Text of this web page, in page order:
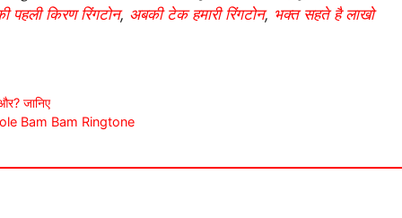
पहली किरण रिंगटोन, अबकी टेक हमारी रिंगटोन, भक्त सहते है लाखो
जानिए
Bam Bam Ringtone